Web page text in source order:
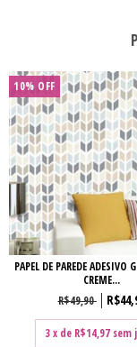
10% OFF
PAPEL DE PAREDE ADESIVO
CREME...
R$49,90
3x de R$14,97 sem